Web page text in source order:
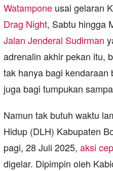
Watampone usai gelaran
Drag Night, Sabtu hingga
Jalan Jenderal Sudirman
adrenalin akhir pekan itu,
tak hanya bagi kendaraan
juga bagi tumpukan
Namun tak butuh waktu
Hidup (DLH) Kabupaten
pagi, 28 Juli 2025, aksi
digelar. Dipimpin oleh